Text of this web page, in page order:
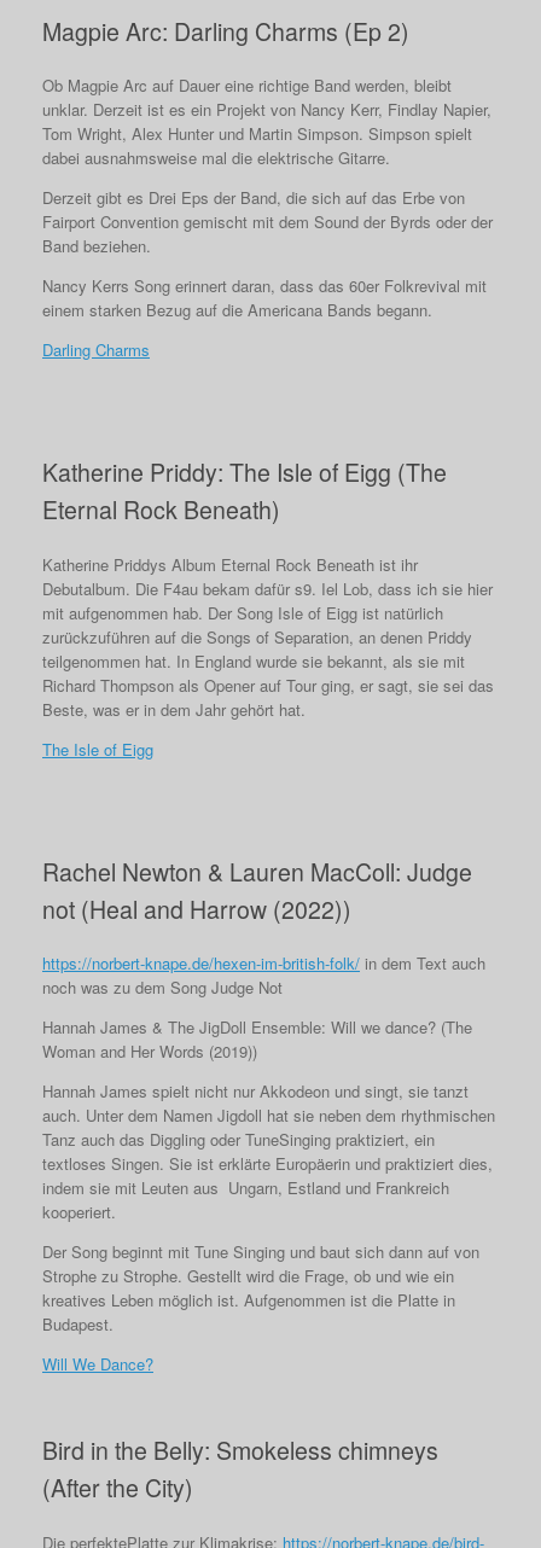
Magpie Arc: Darling Charms (Ep 2)
Ob Magpie Arc auf Dauer eine richtige Band werden, bleibt
unklar. Derzeit ist es ein Projekt von Nancy Kerr, Findlay Napier,
Tom Wright, Alex Hunter und Martin Simpson. Simpson spielt
dabei ausnahmsweise mal die elektrische Gitarre.
Derzeit gibt es Drei Eps der Band, die sich auf das Erbe von
Fairport Convention gemischt mit dem Sound der Byrds oder der
Band beziehen.
Nancy Kerrs Song erinnert daran, dass das 60er Folkrevival mit
einem starken Bezug auf die Americana Bands begann.
Darling Charms
Katherine Priddy: The Isle of Eigg (The
Eternal Rock Beneath)
Katherine Priddys Album Eternal Rock Beneath ist ihr
Debutalbum. Die F4au bekam dafür s9. Iel Lob, dass ich sie hier
mit aufgenommen hab. Der Song Isle of Eigg ist natürlich
zurückzuführen auf die Songs of Separation, an denen Priddy
teilgenommen hat. In England wurde sie bekannt, als sie mit
Richard Thompson als Opener auf Tour ging, er sagt, sie sei das
Beste, was er in dem Jahr gehört hat.
The Isle of Eigg
Rachel Newton & Lauren MacColl: Judge
not (Heal and Harrow (2022))
https://norbert-knape.de/hexen-im-british-folk/ in dem Text auch
noch was zu dem Song Judge Not
Hannah James & The JigDoll Ensemble: Will we dance? (The
Woman and Her Words (2019))
Hannah James spielt nicht nur Akkodeon und singt, sie tanzt
auch. Unter dem Namen Jigdoll hat sie neben dem rhythmischen
Tanz auch das Diggling oder TuneSinging praktiziert, ein
textloses Singen. Sie ist erklärte Europäerin und praktiziert dies,
indem sie mit Leuten aus Ungarn, Estland und Frankreich
kooperiert.
Der Song beginnt mit Tune Singing und baut sich dann auf von
Strophe zu Strophe. Gestellt wird die Frage, ob und wie ein
kreatives Leben möglich ist. Aufgenommen ist die Platte in
Budapest.
Will We Dance?
Bird in the Belly: Smokeless chimneys
(After the City)
Die perfektePlatte zur Klimakrise: https://norbert-knape.de/bird-